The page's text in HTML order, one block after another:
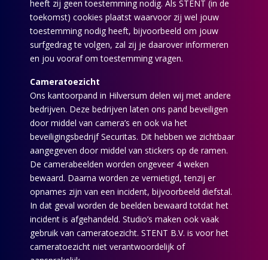
heeft zij geen toestemming nodig. Als STENT (in de
toekomst) cookies plaatst waarvoor zij wel jouw
toestemming nodig heeft, bijvoorbeeld om jouw
surfgedrag te volgen, zal zij je daarover informeren
en jou vooraf om toestemming vragen.
Cameratoezicht
Ons kantoorpand in Hilversum delen wij met andere
bedrijven. Deze bedrijven laten ons pand beveiligen
door middel van camera’s en ook via het
beveiligingsbedrijf Securitas. Dit hebben we zichtbaar
aangegeven door middel van stickers op de ramen.
De camerabeelden worden ongeveer 4 weken
bewaard. Daarna worden ze vernietigd, tenzij er
opnames zijn van een incident, bijvoorbeeld diefstal.
In dat geval worden de beelden bewaard totdat het
incident is afgehandeld. Studio’s maken ook vaak
gebruik van cameratoezicht. STENT B.V. is voor het
cameratoezicht niet verantwoordelijk of